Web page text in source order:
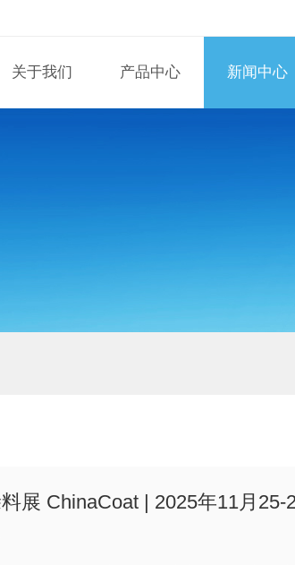
关于我们 产品中心 新闻中心